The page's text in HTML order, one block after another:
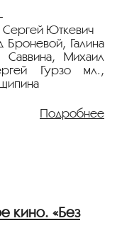
Сергей Юткевич
Галина
Михаил
Гурзо мл.,
про камин"
высмеивает
из коллекции
Подробнее
«Без